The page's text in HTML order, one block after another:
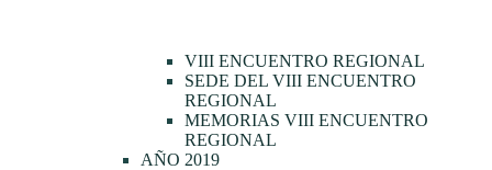
VIII ENCUENTRO REGIONAL
SEDE DEL VIII ENCUENTRO
REGIONAL
MEMORIAS VIII ENCUENTRO
REGIONAL
AÑO 2019